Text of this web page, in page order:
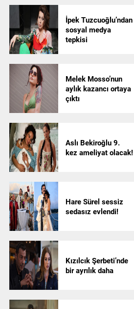
İpek Tuzcuoğlu’ndan
sosyal medya
tepkisi
Melek Mosso’nun
aylık kazancı ortaya
çıktı
Aslı Bekiroğlu 9.
kez ameliyat olacak!
Hare Sürel sessiz
sedasız evlendi!
Kızılcık Şerbeti’nde
bir ayrılık daha